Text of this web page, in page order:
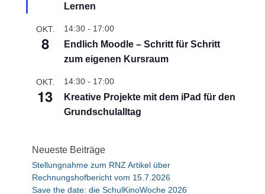
o
g
h
o
e
n
Lernen
OKT.
8
14:30 - 17:00
Endlich Moodle – Schritt für Schritt
zum eigenen Kursraum
OKT.
13
14:30 - 17:00
Kreative Projekte mit dem iPad für den
Grundschulalltag
Neueste Beiträge
Stellungnahme zum RNZ Artikel über
Rechnungshofbericht vom 15.7.2026
Save the date: die SchulKinoWoche 2026